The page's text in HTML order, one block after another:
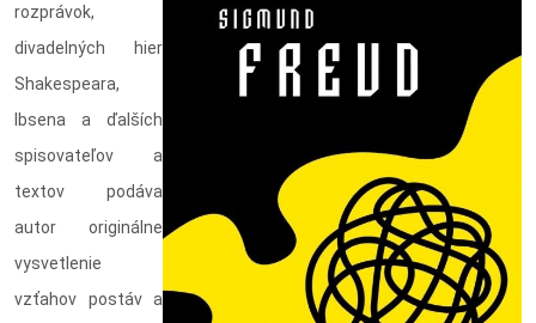
rozprávok,
divadelných hier
Shakespeara,
Ibsena a ďalších
spisovateľov a
textov podáva
autor originálne
vysvetlenie
vzťahov postáv a